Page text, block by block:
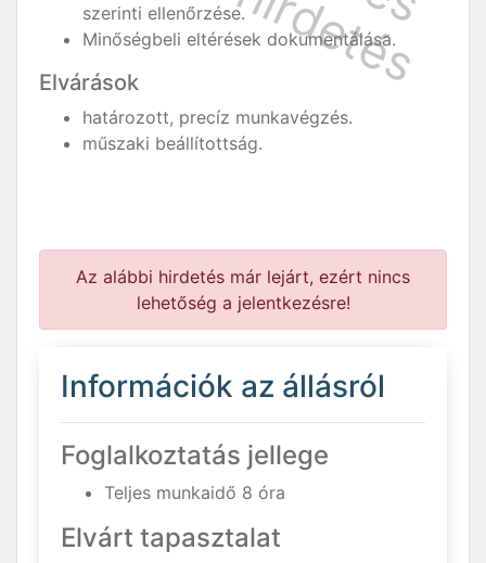
szerinti ellenőrzése.
Minőségbeli eltérések dokumentálása.
Elvárások
határozott, precíz munkavégzés.
műszaki beállítottság.
Az alábbi hirdetés már lejárt, ezért nincs
lehetőség a jelentkezésre!
Információk az állásról
Foglalkoztatás jellege
Teljes munkaidő 8 óra
Elvárt tapasztalat